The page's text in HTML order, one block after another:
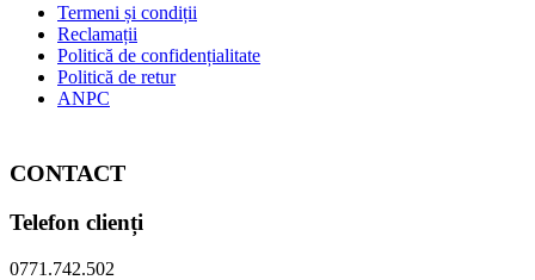
Termeni și condiții
Reclamații
Politică de confidențialitate
Politică de retur
ANPC
CONTACT
Telefon clienți
0771.742.502